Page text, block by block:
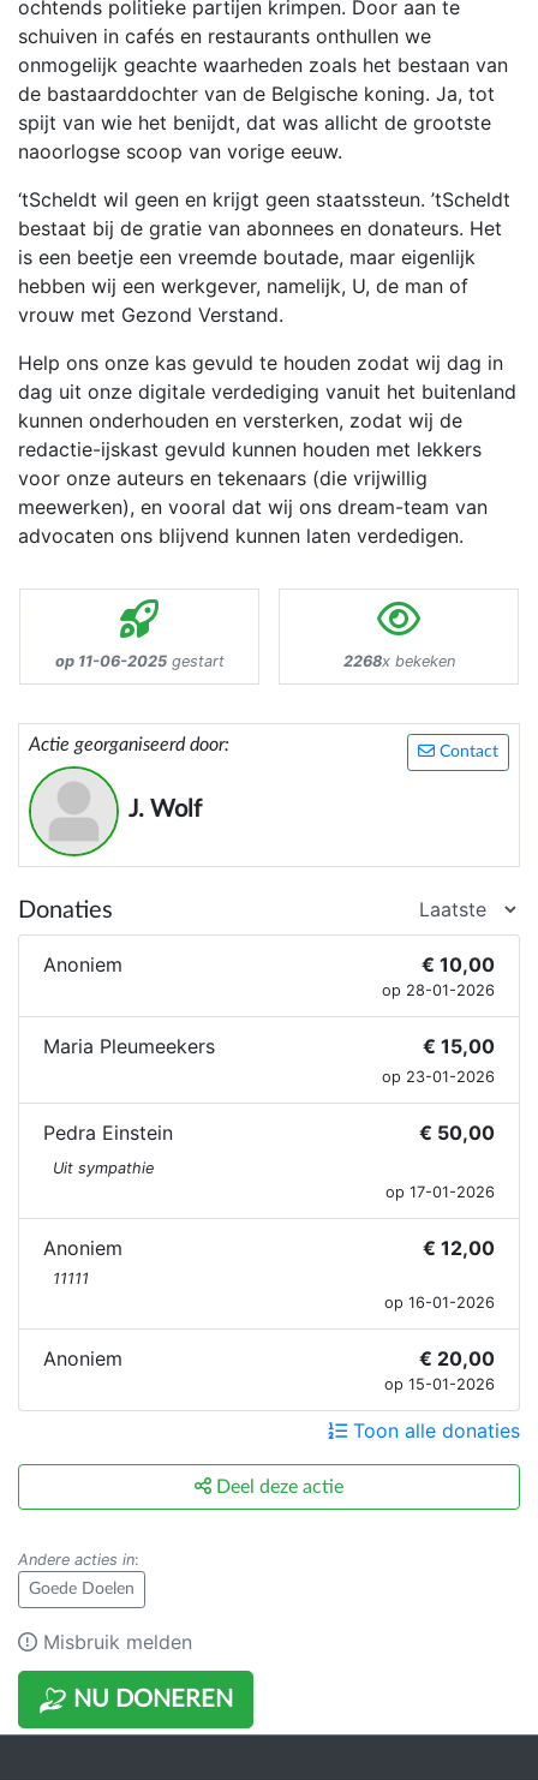
ochtends politieke partijen krimpen. Door aan te
schuiven in cafés en restaurants onthullen we
onmogelijk geachte waarheden zoals het bestaan van
de bastaarddochter van de Belgische koning. Ja, tot
spijt van wie het benijdt, dat was allicht de grootste
naoorlogse scoop van vorige eeuw.
‘tScheldt wil geen en krijgt geen staatssteun. ’tScheldt
bestaat bij de gratie van abonnees en donateurs. Het
is een beetje een vreemde boutade, maar eigenlijk
hebben wij een werkgever, namelijk, U, de man of
vrouw met Gezond Verstand.
Help ons onze kas gevuld te houden zodat wij dag in
dag uit onze digitale verdediging vanuit het buitenland
kunnen onderhouden en versterken, zodat wij de
redactie-ijskast gevuld kunnen houden met lekkers
voor onze auteurs en tekenaars (die vrijwillig
meewerken), en vooral dat wij ons dream-team van
advocaten ons blijvend kunnen laten verdedigen.
op 11-06-2025gestart 2268x bekeken
Contact
Actie georganiseerd door:
J. Wolf
NU DONEREN
Donaties
Anoniem € 10,00
op 28-01-2026
Maria Pleumeekers € 15,00
op 23-01-2026
Pedra Einstein € 50,00
Uit sympathie
op 17-01-2026
Anoniem € 12,00
11111
op 16-01-2026
Anoniem € 20,00
op 15-01-2026
Toon alle donaties
Deel deze actie
Andere acties in:
Goede Doelen
Misbruik melden